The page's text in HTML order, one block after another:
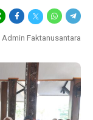
Admin Faktanusantara